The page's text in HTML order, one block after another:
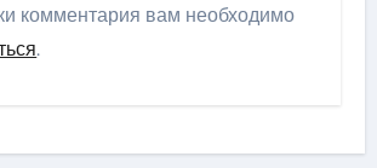
комментария вам необходимо
.